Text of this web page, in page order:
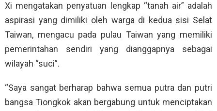
Xi mengatakan penyatuan lengkap “tanah air” adalah
aspirasi yang dimiliki oleh warga di kedua sisi Selat
Taiwan, mengacu pada pulau Taiwan yang memiliki
pemerintahan sendiri yang dianggapnya sebagai
wilayah “suci”.
“Saya sangat berharap bahwa semua putra dan putri
bangsa Tiongkok akan bergabung untuk menciptakan